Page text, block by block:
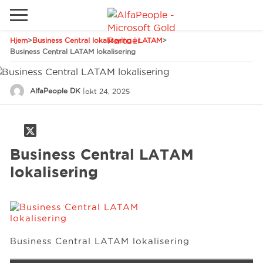
Hjem>Business Central lokalisering i LATAM>
Business Central LATAM lokalisering
AlfaPeople DK |okt 24, 2025
Business Central LATAM
lokalisering
Business Central LATAM lokalisering
Kunder
Ring Email
Gå til det lokale websted
Global
Canada
Tyskland